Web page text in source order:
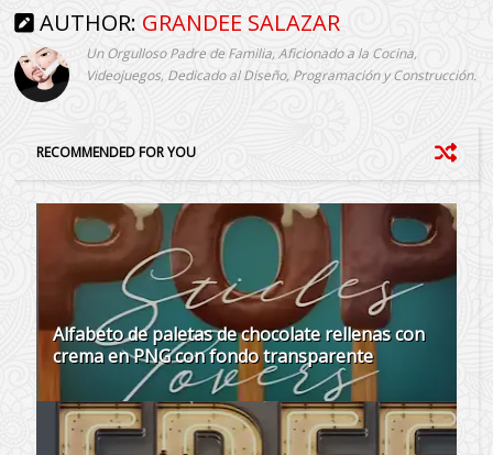
AUTHOR: GRANDEE SALAZAR
Un Orgulloso Padre de Familia, Aficionado a la Cocina,
Videojuegos, Dedicado al Diseño, Programación y Construcción.
RECOMMENDED FOR YOU
Alfabeto de paletas de chocolate rellenas con
crema en PNG con fondo transparente